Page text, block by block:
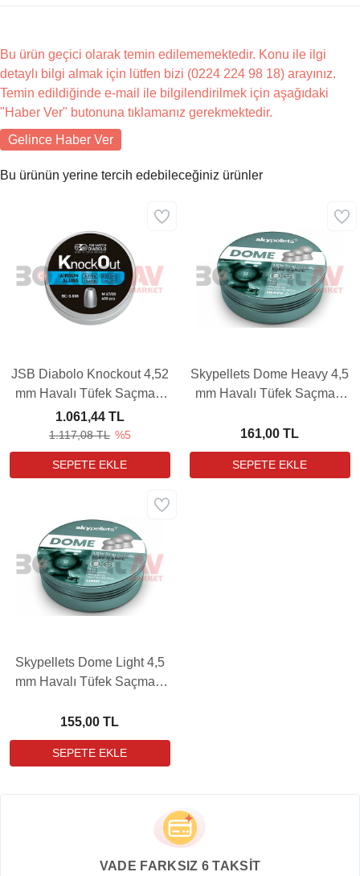
Bu ürün geçici olarak temin edilememektedir. Konu ile ilgi
detaylı bilgi almak için lütfen bizi (0224 224 98 18) arayınız.
Temin edildiğinde e-mail ile bilgilendirilmek için aşağıdaki
"Haber Ver" butonuna tıklamanız gerekmektedir.
Gelince Haber Ver
Bu ürünün yerine tercih edebileceğiniz ürünler
JSB Diabolo Knockout 4,52
mm Havalı Tüfek Saçması
(13,43Grain - 400 Adet)
1.117,08 TL %5
1.061,44 TL
Skypellets Dome Heavy 4,5
mm Havalı Tüfek Saçması
161,00 TL
Skypellets Dome Light 4,5
mm Havalı Tüfek Saçması
155,00 TL
VADE FARKSIZ 6 TAKSİT